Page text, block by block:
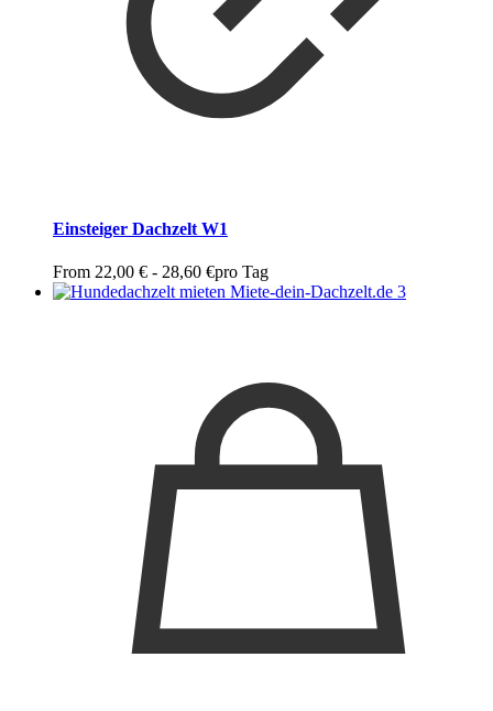
Einsteiger Dachzelt W1
From 22,00 € - 28,60 €pro Tag